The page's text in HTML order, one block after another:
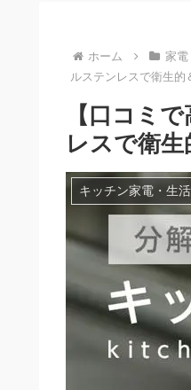
ホーム 家電
ルステンレスで衛生的
【口コミ
レスで衛
キッチン家電・生